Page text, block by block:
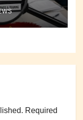
Required